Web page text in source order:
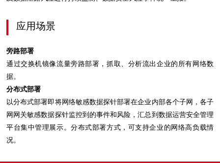
应用场景
旁路部署
通过交换机镜像流量旁路部署，抓取、分析流出企业的所有网络数
据。
分布式部署
以分布式部署即将网络敏感数据探针部署在企业内部各个子网，各子
网网关敏感数据探针监控到的事件和风险，汇总到数据运营安全管理
平台集中管理展示。分布式部署方式，可支持企业的网络高负载情
况。